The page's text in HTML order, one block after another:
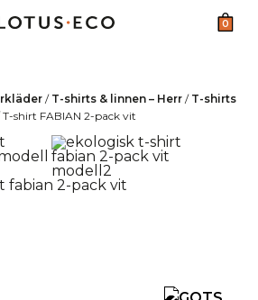
0
/ T-shirts & linnen – Herr / T-shirts
T-shirt FABIAN 2-pack vit